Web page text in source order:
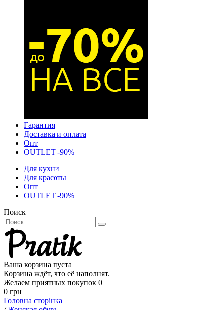
Гарантия
Доставка и оплата
Опт
OUTLET -90%
Для кухни
Для красоты
Опт
OUTLET -90%
Поиск
Ваша корзина пуста
Корзина ждёт, что её наполнят.
Желаем приятных покупок 0
0 грн
Головна сторінка